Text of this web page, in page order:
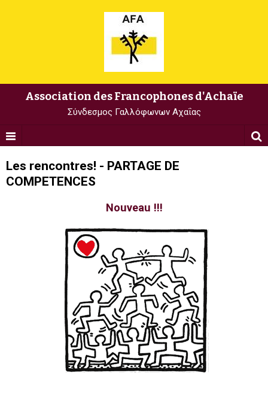
Association des Francophones d'Achaïe
Σύνδεσμος Γαλλόφωνων Αχαΐας
Les rencontres! - PARTAGE DE
COMPETENCES
Nouveau !!!